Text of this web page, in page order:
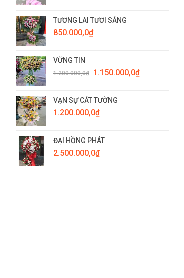
TƯƠNG LAI TƯƠI SÁNG
850.000,0₫
VỮNG TIN
1.200.000,0₫
Giá
1.200.000,0₫.
1.150.000,0₫Giá
VẠN SỰ CÁT TƯỜNG
1.200.000,0₫
ĐẠI HỒNG PHÁT
2.500.000,0₫